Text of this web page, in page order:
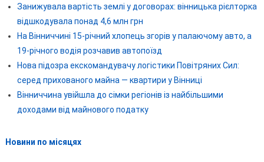
Занижувала вартість землі у договорах: вінницька рієлторка
відшкодувала понад 4,6 млн грн
На Вінниччині 15-річний хлопець згорів у палаючому авто, а
19-річного водія розчавив автопоїзд
Нова підозра екскомандувачу логістики Повітряних Сил:
серед прихованого майна — квартири у Вінниці
Вінниччина увійшла до сімки регіонів із найбільшими
доходами від майнового податку
Новини по місяцях